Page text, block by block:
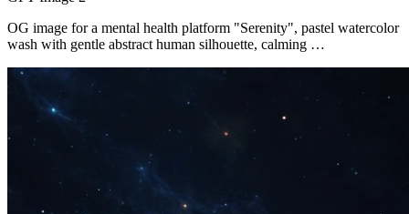
OG image for a mental health platform "Serenity", pastel watercolor
wash with gentle abstract human silhouette, calming …